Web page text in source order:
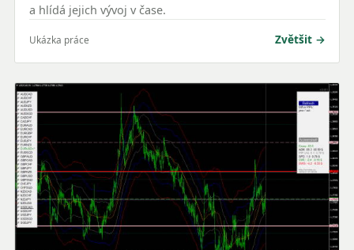
a hlídá jejich vývoj v čase.
Ukázka práce Zvětšit